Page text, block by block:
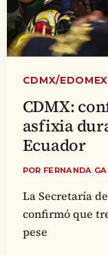
CDMX/EDOMEX
CDMX:
asfixia
Ecuador
POR FERNANDA
La Secretaría
confirmó que
pese